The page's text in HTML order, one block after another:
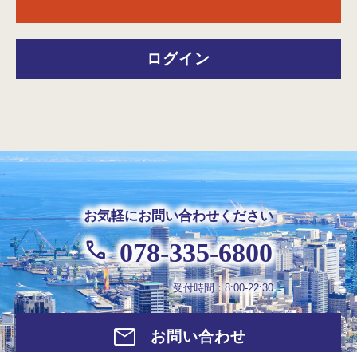
ログイン
お気軽にお問い合わせください
078-335-6800
受付時間：8:00-22:30
お問い合わせ